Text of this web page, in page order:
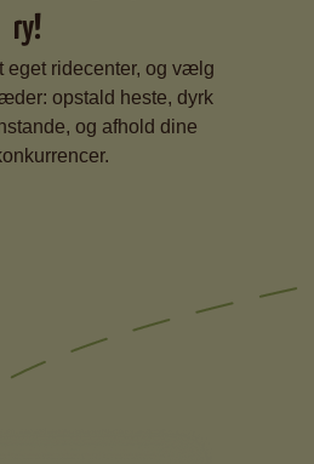
ry!
eget ridecenter, og vælg
opstald heste, dyrk
og afhold dine